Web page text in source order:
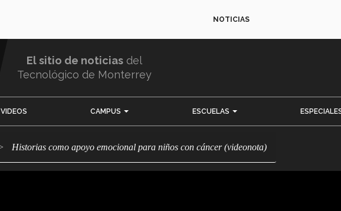
NOTICIAS
El sitio de noticias del
Tecnológico de Monterrey
VIDEOS CAMPUS ESCUELAS
Historias como apoyo emocional para niños con cáncer (videonota)